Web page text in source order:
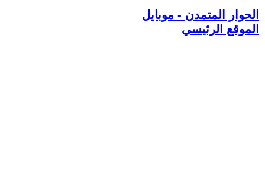
الحوار المتمدن - موبايل
الموقع الرئيسي